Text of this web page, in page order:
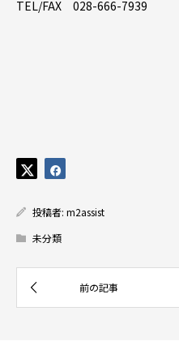
TEL/FAX 028-666-7939
投稿者: m2assist
未分類